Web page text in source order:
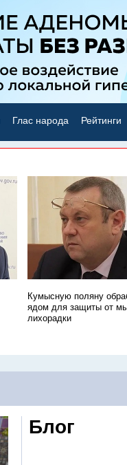
Глас народа Рейтинги
Кумысную поляну
ядом для защиты от
лихорадки
Блог